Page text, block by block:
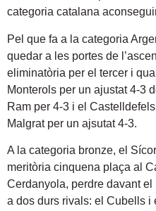
categoria catalana
Pel que fa a la categoria
quedar a les portes de
eliminatòria per el tercer i
Monterols per un ajustat 4-3
Ram per 4-3 i el
Malgrat per un ajsutat 4-3.
A la categoria bronze, el
meritòria cinquena plaça al
Cerdanyola, perdre davant
a dos durs rivals: el Cubells i